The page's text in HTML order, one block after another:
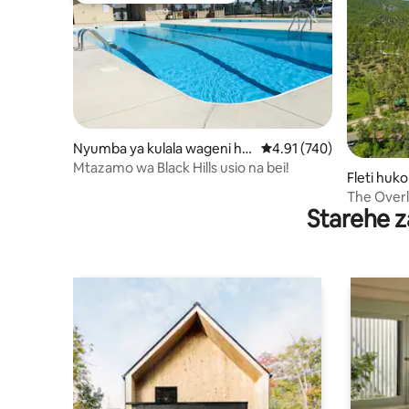
Nyumba ya kulala wageni hu
ko Rapid City
Ukadiriaji wa wastani
4.91 (740)
Mtazamo wa Black Hills usio na bei!
Fleti
The
ya
Starehe